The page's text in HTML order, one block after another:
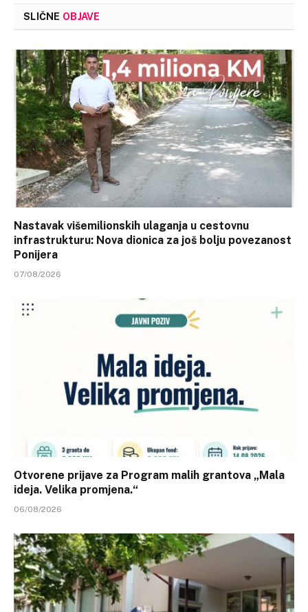
SLIČNE OBJAVE
Nastavak višemilionskih ulaganja u cestovnu
infrastrukturu: Nova dionica za još bolju povezanost
Ponijera
07/08/2026
Otvorene prijave za Program malih grantova „Mala
ideja. Velika promjena.“
06/08/2026